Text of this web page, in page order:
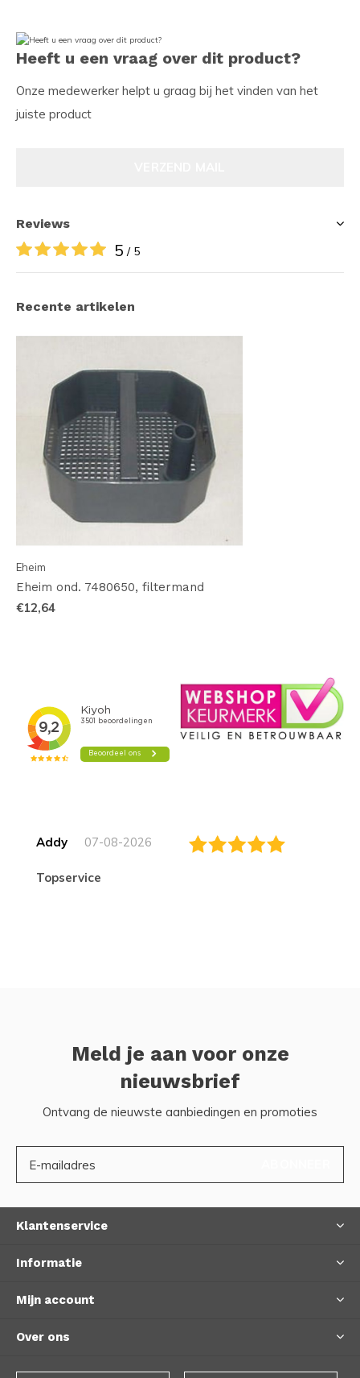
Heeft u een vraag over dit product?
Onze medewerker helpt u graag bij het vinden van het
juiste product
Reviews
5 / 5
Recente artikelen
Eheim
Eheim ond. 7480650, filtermand
€12,64
Addy 07-08-2026
topservice
Meld je aan voor onze
nieuwsbrief
Ontvang de nieuwste aanbiedingen en promoties
Klantenservice
Informatie
Mijn account
Over ons